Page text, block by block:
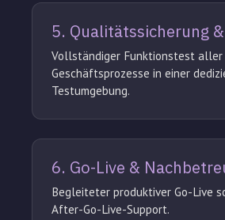
5. Qualitätssicherung
Vollständiger Funktionstest aller
Geschäftsprozesse in einer
Testumgebung.
6. Go-Live &
Begleiteter produktiver Go-Live
After-Go-Live-Support.